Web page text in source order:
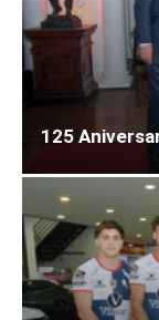
125